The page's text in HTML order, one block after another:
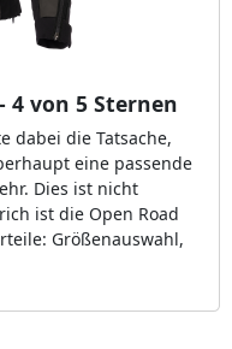
4 von 5 Sternen
dabei die Tatsache,
eine passende
Dies ist nicht
ist die Open Road
Größenauswahl,